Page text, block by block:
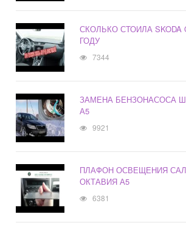
СКОЛЬКО СТОИЛА SKODA
ГОДУ
7344
ЗАМЕНА БЕНЗОНАСОСА
А5
9921
ПЛАФОН ОСВЕЩЕНИЯ
ОКТАВИЯ А5
6381